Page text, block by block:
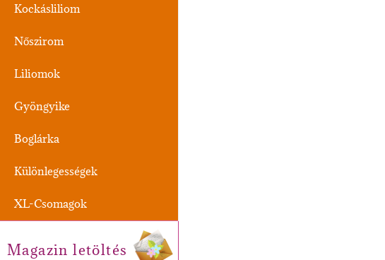
Kockásliliom
Nőszirom
Liliomok
Gyöngyike
Boglárka
Különlegességek
XL-Csomagok
Magazin letöltés